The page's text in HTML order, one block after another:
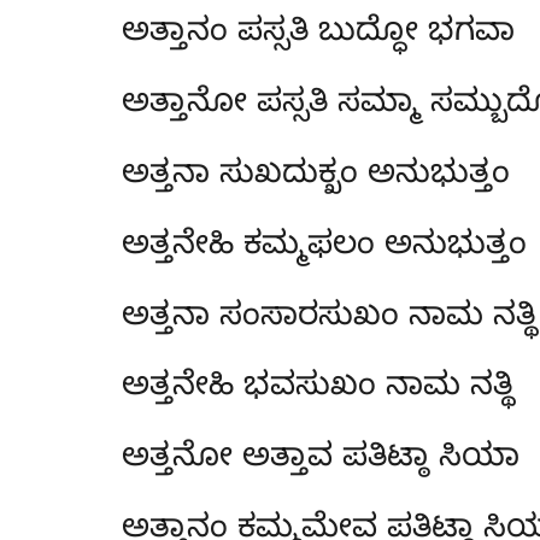
ಅತ್ತಾನಂ ಪಸ್ಸತಿ ಬುದ್ಧೋ ಭಗವಾ
ಅತ್ತಾನೋ ಪಸ್ಸತಿ ಸಮ್ಮಾ
ಅತ್ತನಾ ಸುಖದುಕ್ಖಂ ಅನುಭುತ್ತಂ
ಅತ್ತನೇಹಿ ಕಮ್ಮಫಲಂ ಅನುಭುತ್ತಂ
ಅತ್ತನಾ ಸಂಸಾರಸುಖಂ ನಾಮ ನತ್ಥಿ
ಅತ್ತನೇಹಿ ಭವಸುಖಂ ನಾಮ ನತ್ಥಿ
ಅತ್ತನೋ ಅತ್ತಾವ ಪತಿಟ್ಠಾ ಸಿಯಾ